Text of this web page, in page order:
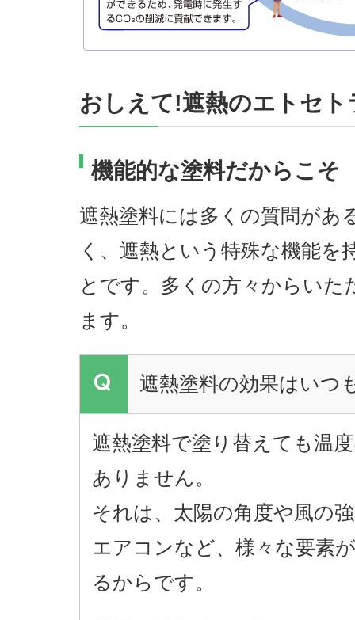
おしえて!遮熱のエトセト
機能的な塗料だからこそ
遮熱塗料には多くの質問があ
く、遮熱という特殊な機能を
とです。多くの方々からい
ます。
遮熱塗料の効果はいつ
遮熱塗料で塗り替えても温
ありません。
それは、太陽の角度や風の
エアコンなど、様々な要素
るからです。